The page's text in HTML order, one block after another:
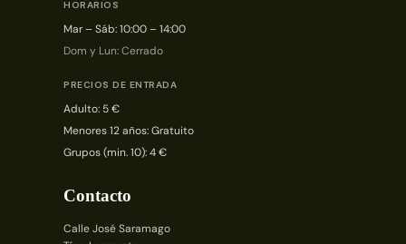
HORARIOS
Mar – Sáb: 10:00 – 14:00
Dom y Lun: Cerrado
PRECIOS DE ENTRADA
Adulto: 5 €
Menores 12 años: Gratuito
Grupos (min. 10): 4 €
Contacto
Calle José Saramago